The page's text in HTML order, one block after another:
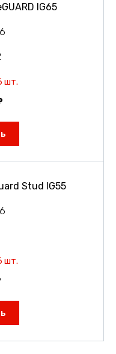
IG65
шт.
Stud IG55
шт.